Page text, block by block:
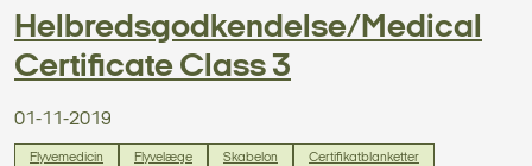
Helbredsgodkendelse/Medical
Certificate Class 3
01-11-2019
Flyvemedicin Flyvelæge Skabelon Certifikatblanketter